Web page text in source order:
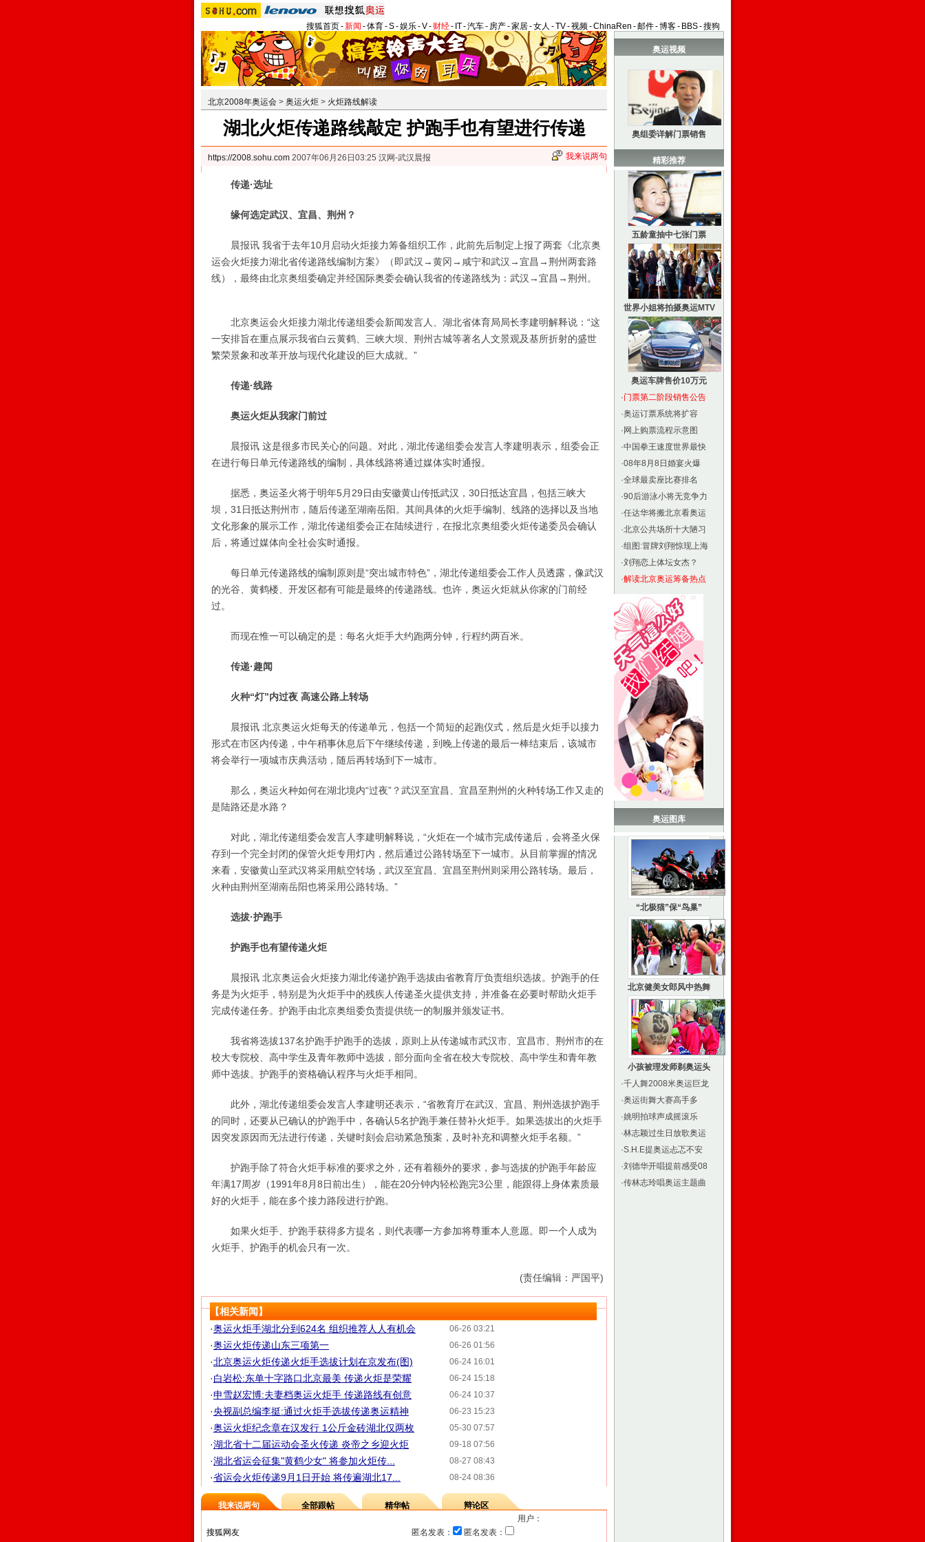
搜狐首页-新闻 -体育-S-娱乐-V- 财经- IT-汽车- 房产-家居-女人 -TV-视频-ChinaRen -邮件-博客- BBS-搜狗
北京2008年奥运会 > 奥运火炬 > 火炬路线解读
湖北火炬传递路线敲定 护跑手也有望进行传递
https://2008.sohu.com 2007年06月26日03:25 汉网-武汉晨报 我来说两句
传递·选址
缘何选定武汉、宜昌、荆州？
晨报讯 我省于去年10月启动火炬接力筹备组织工作，此前先后制定上报了两套《北京奥
运会火炬接力湖北省传递路线编制方案》（即武汉→黄冈→咸宁和武汉→宜昌→荆州两套路
线），最终由北京奥组委确定并经国际奥委会确认我省的传递路线为：武汉→宜昌→荆州。
北京奥运会火炬接力湖北传递组委会新闻发言人、湖北省体育局局长李建明解释说：“这
一安排旨在重点展示我省白云黄鹤、三峡大坝、荆州古城等著名人文景观及基所折射的盛世
繁荣景象和改革开放与现代化建设的巨大成就。”
传递·线路
奥运火炬从我家门前过
晨报讯 这是很多市民关心的问题。对此，湖北传递组委会发言人李建明表示，组委会正
在进行每日单元传递路线的编制，具体线路将通过媒体实时通报。
据悉，奥运圣火将于明年5月29日由安徽黄山传抵武汉，30日抵达宜昌，包括三峡大
坝，31日抵达荆州市，随后传递至湖南岳阳。其间具体的火炬手编制、线路的选择以及当地
文化形象的展示工作，湖北传递组委会正在陆续进行，在报北京奥组委火炬传递委员会确认
后，将通过媒体向全社会实时通报。
每日单元传递路线的编制原则是“突出城市特色”，湖北传递组委会工作人员透露，像武汉
的光谷、黄鹤楼、开发区都有可能是最终的传递路线。也许，奥运火炬就从你家的门前经
过。
而现在惟一可以确定的是：每名火炬手大约跑两分钟，行程约两百米。
传递·趣闻
火种“灯”内过夜 高速公路上转场
晨报讯 北京奥运火炬每天的传递单元，包括一个简短的起跑仪式，然后是火炬手以接力
形式在市区内传递，中午稍事休息后下午继续传递，到晚上传递的最后一棒结束后，该城市
将会举行一项城市庆典活动，随后再转场到下一城市。
那么，奥运火种如何在湖北境内“过夜”？武汉至宜昌、宜昌至荆州的火种转场工作又走的
是陆路还是水路？
对此，湖北传递组委会发言人李建明解释说，“火炬在一个城市完成传递后，会将圣火保
存到一个完全封闭的保管火炬专用灯内，然后通过公路转场至下一城市。从目前掌握的情况
来看，安徽黄山至武汉将采用航空转场，武汉至宜昌、宜昌至荆州则采用公路转场。最后，
火种由荆州至湖南岳阳也将采用公路转场。”
选拔·护跑手
护跑手也有望传递火炬
晨报讯 北京奥运会火炬接力湖北传递护跑手选拔由省教育厅负责组织选拔。护跑手的任
务是为火炬手，特别是为火炬手中的残疾人传递圣火提供支持，并准备在必要时帮助火炬手
完成传递任务。护跑手由北京奥组委负责提供统一的制服并颁发证书。
我省将选拔137名护跑手护跑手的选拔，原则上从传递城市武汉市、宜昌市、荆州市的在
校大专院校、高中学生及青年教师中选拔，部分面向全省在校大专院校、高中学生和青年教
师中选拔。护跑手的资格确认程序与火炬手相同。
此外，湖北传递组委会发言人李建明还表示，“省教育厅在武汉、宜昌、荆州选拔护跑手
的同时，还要从已确认的护跑手中，各确认5名护跑手兼任替补火炬手。如果选拔出的火炬手
因突发原因而无法进行传递，关键时刻会启动紧急预案，及时补充和调整火炬手名额。”
护跑手除了符合火炬手标准的要求之外，还有着额外的要求，参与选拔的护跑手年龄应
年满17周岁（1991年8月8日前出生），能在20分钟内轻松跑完3公里，能跟得上身体素质最
好的火炬手，能在多个接力路段进行护跑。
如果火炬手、护跑手获得多方提名，则代表哪一方参加将尊重本人意愿。即一个人成为
火炬手、护跑手的机会只有一次。
(责任编辑：严国平)
【相关新闻】
06-26 03:21
·奥运火炬手湖北分到624名 组织推荐人人有机会
06-26 01:56
·奥运火炬传递山东三项第一
06-24 16:01
·北京奥运火炬传递火炬手选拔计划在京发布(图)
06-24 15:18
·白岩松:东单十字路口北京最美 传递火炬是荣耀
06-24 10:37
·申雪赵宏博:夫妻档奥运火炬手 传递路线有创意
06-23 15:23
·央视副总编李挺:通过火炬手选拔传递奥运精神
05-30 07:57
·奥运火炬纪念章在汉发行 1公斤金砖湖北仅两枚
09-18 07:56
·湖北省十二届运动会圣火传递 炎帝之乡迎火炬
08-27 08:43
·湖北省运会征集"黄鹤少女" 将参加火炬传...
08-24 08:36
·省运会火炬传递9月1日开始 将传遍湖北17...
我来说两句 全部跟帖 精华帖
辩论区
用户：
匿名发表：
匿名发表：
奥运视频
奥组委详解门票销售
精彩推荐
五龄童抽中七张门票
世界小姐将拍摄奥运MTV
奥运车牌售价10万元
·门票第二阶段销售公告
·奥运订票系统将扩容
· 网上购票流程示意图
·中国拳王速度世界最快
·08年8月8日婚宴火爆
·全球最卖座比赛排名
·90后游泳小将无竞争力
·任达华将搬北京看奥运
·北京公共场所十大陋习
·组图:冒牌刘翔惊现上海
·刘翔恋上体坛女杰？
·解读北京奥运筹备热点
奥运图库
“北极猫”保“鸟巢”
北京健美女郎风中热舞
小孩被理发师剃奥运头
·千人舞2008米奥运巨龙
·奥运街舞大赛高手多
·姚明拍球声成摇滚乐
·林志颖过生日放歌奥运
·S.H.E提奥运忐忑不安
·刘德华开唱提前感受08
·传林志玲唱奥运主题曲